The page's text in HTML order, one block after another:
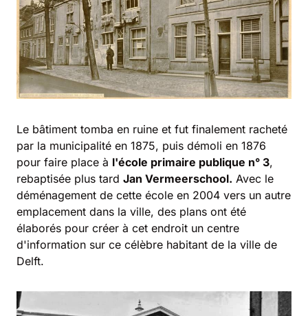
Le bâtiment tomba en ruine et fut finalement racheté
par la municipalité en 1875, puis démoli en 1876
pour faire place à l'école primaire publique n° 3,
rebaptisée plus tard Jan Vermeerschool. Avec le
déménagement de cette école en 2004 vers un autre
emplacement dans la ville, des plans ont été
élaborés pour créer à cet endroit un centre
d'information sur ce célèbre habitant de la ville de
Delft.